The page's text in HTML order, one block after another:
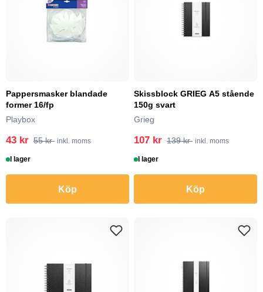
Pappersmasker blandade
former 16/fp
Playbox
43 kr 55 kr inkl. moms
I lager
Köp
Skissblock GRIEG A5 stående
150g svart
Grieg
107 kr 139 kr inkl. moms
I lager
Köp